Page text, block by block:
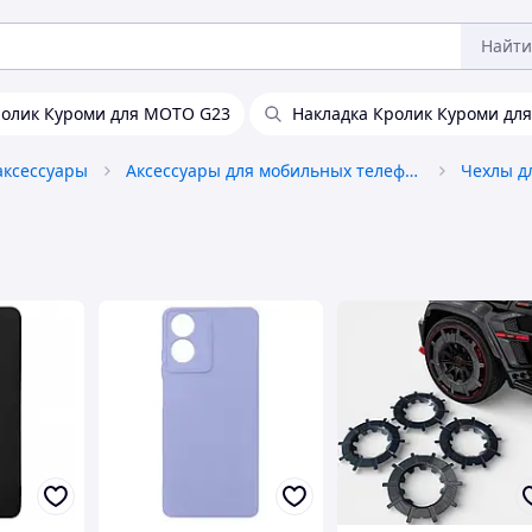
Найти
Куроми для MOTO G23 Накладка Кролик Куроми
Аксессуары для мобильных телефонов Чехлы